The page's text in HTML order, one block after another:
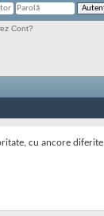
Cont?
cu ancore diferite